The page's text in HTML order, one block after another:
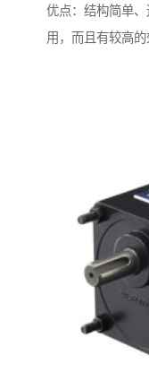
优点：结构简单
用，而且有较高的